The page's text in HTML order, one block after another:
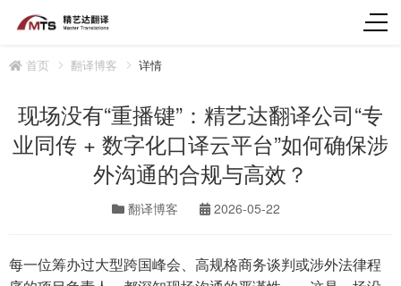
首页 翻译博客 详情
现场没有“重播键”：精艺达翻译公司“专
业同传 + 数字化口译云平台”如何确保涉
外沟通的合规与高效？
翻译博客 2026-05-22
每一位筹办过大型跨国峰会、高规格商务谈判或涉外法律程